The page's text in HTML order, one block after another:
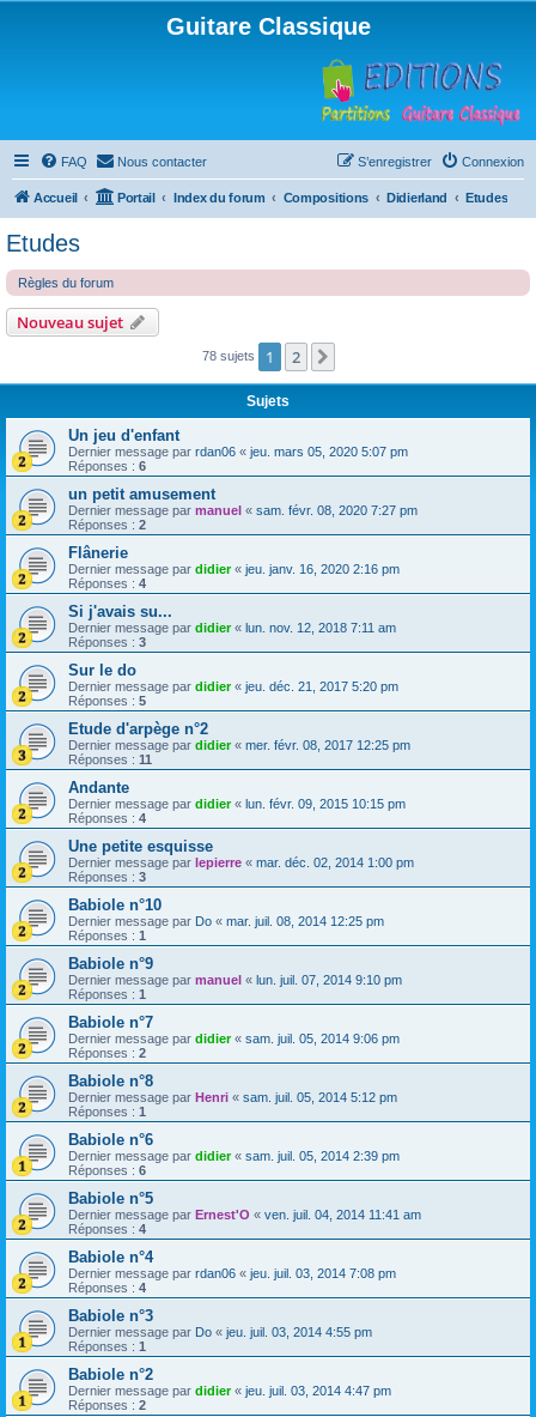
Guitare Classique
FAQ Nous contacter Connexion
S’enregistrer
Accueil Portail Index du forum Compositions Didierland Etudes
Etudes
Règles du forum
Nouveau sujet
78 sujets 1 2
Sujets
Un jeu d'enfant
Dernier message par rdan06 « jeu. mars 05, 2020 5:07 pm
Réponses : 6
un petit amusement
Dernier message par manuel « sam. févr. 08, 2020 7:27 pm
Réponses : 2
Flânerie
Dernier message par didier« jeu. janv. 16, 2020 2:16 pm
Réponses : 4
Si j'avais su...
Dernier message par didier« lun. nov. 12, 2018 7:11 am
Réponses : 3
Sur le do
Dernier message par didier« jeu. déc. 21, 2017 5:20 pm
Réponses : 5
Etude d'arpège n°2
Dernier message par didier« mer. févr. 08, 2017 12:25 pm
Réponses : 11
Andante
Dernier message par didier« lun. févr. 09, 2015 10:15 pm
Réponses : 4
Une petite esquisse
Dernier message par lepierre « mar. déc. 02, 2014 1:00 pm
Réponses : 3
Babiole n°10
Dernier message par Do « mar. juil. 08, 2014 12:25 pm
Réponses : 1
Babiole n°9
Dernier message par manuel « lun. juil. 07, 2014 9:10 pm
Réponses : 1
Babiole n°7
Dernier message par didier« sam. juil. 05, 2014 9:06 pm
Réponses : 2
Babiole n°8
Dernier message par Henri « sam. juil. 05, 2014 5:12 pm
Réponses : 1
Babiole n°6
Dernier message par didier« sam. juil. 05, 2014 2:39 pm
Réponses : 6
Babiole n°5
Dernier message par Ernest'O « ven. juil. 04, 2014 11:41 am
Réponses : 4
Babiole n°4
Dernier message par rdan06 « jeu. juil. 03, 2014 7:08 pm
Réponses : 4
Babiole n°3
Dernier message par Do « jeu. juil. 03, 2014 4:55 pm
Réponses : 1
Babiole n°2
Dernier message par didier« jeu. juil. 03, 2014 4:47 pm
Réponses : 2